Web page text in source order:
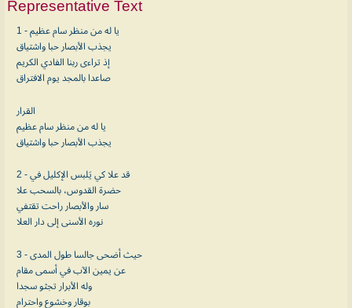
Representative Text
1 - يا له من منظر سام عظيم
يجذب الأبصار حبا واشتياق
إذ تراءى ربنا الفادي الكريم
صاعدا بالمجد يوم الافتراق
القرار
يا له من منظر سام عظيم
يجذب الأبصار حبا واشتياق
2 - قد علا كي يَلبس الإكليل في
حضرة القدوس، بالسحب علا
سار والأبصار راحت تقتفي
نوره الأسنى إلى دار العلا
3 - حيث أضحى جالسا طول المدى
عن يمين الآب في أسمى مقام
وله الأبرار تجثو سجدا
بوقار وخشوع واحترام